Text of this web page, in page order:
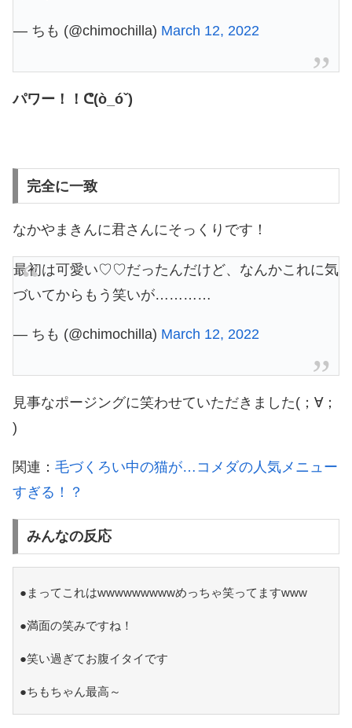
— ちも (@chimochilla) March 12, 2022
パワー！！ᕦ(ò_óˇ)
完全に一致
なかやまきんに君さんにそっくりです！
最初は可愛い♡♡だったんだけど、なんかこれに気
づいてからもう笑いが…………
— ちも (@chimochilla) March 12, 2022
見事なポージングに笑わせていただきました(；∀；
)
関連： 毛づくろい中の猫が…コメダの人気メニュー
すぎる！？
みんなの反応
●まってこれはwwwwwwwwwめっちゃ笑ってますwww
●満面の笑みですね！
●笑い過ぎてお腹イタイです
●ちもちゃん最高～